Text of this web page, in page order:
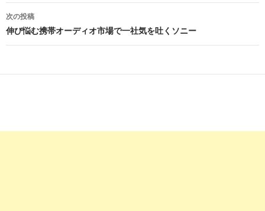
ナ
ビ
ゲ
ー
ン
次の投稿
伸び悩む携帯オーディオ市場で一社気を吐くソニー